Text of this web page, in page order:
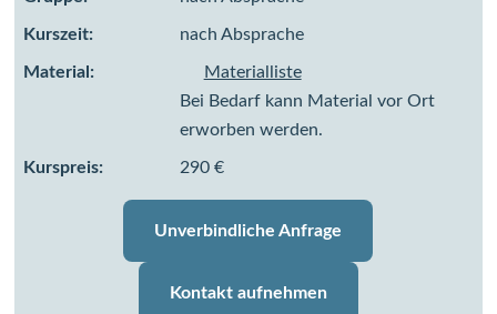
Kurszeit: nach Absprache
Material:
Materialliste
Bei Bedarf kann Material vor Ort
erworben werden.
Kurspreis: 290 €
Unverbindliche Anfrage
Kontakt aufnehmen